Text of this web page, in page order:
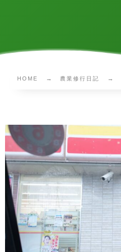
HOME 農業修行日記